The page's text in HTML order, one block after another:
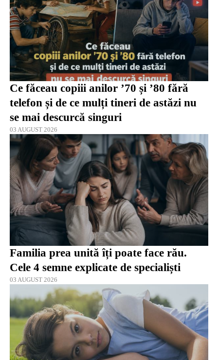
Ce făceau copiii anilor ’70 și ’80 fără
telefon și de ce mulți tineri de astăzi nu
se mai descurcă singuri
03 AUGUST 2026
Familia prea unită îți poate face rău.
Cele 4 semne explicate de specialiști
03 AUGUST 2026